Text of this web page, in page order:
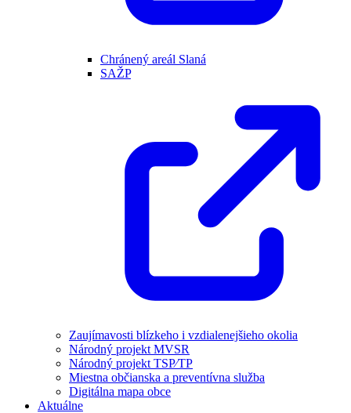
Chránený areál Slaná
SAŽP
Zaujímavosti blízkeho i vzdialenejšieho okolia
Národný projekt MVSR
Národný projekt TSP⁄TP
Miestna občianska a preventívna služba
Digitálna mapa obce
Aktuálne